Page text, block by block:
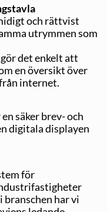
och rättvist
utrymmen som
det enkelt att
en översikt över
internet.
säker brev- och
digitala displayen
för
branschen har vi